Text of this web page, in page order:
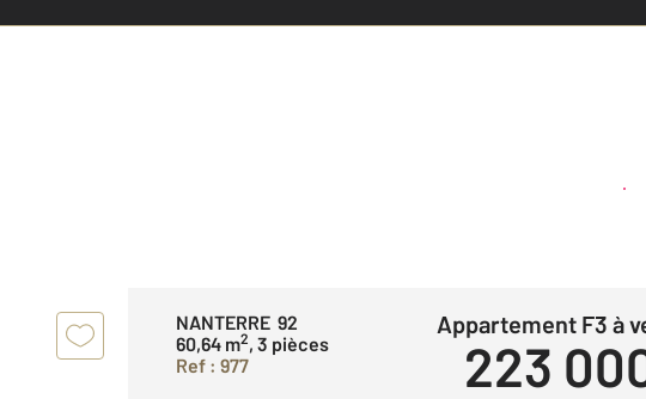
Créer
NANTERRE 92
60,64 m2, 3 pièces
Ref : 977
Appartement F3 à
223